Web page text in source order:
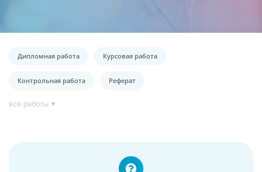
Дипломная работа Курсовая работа
Контрольная работа Реферат
все работы